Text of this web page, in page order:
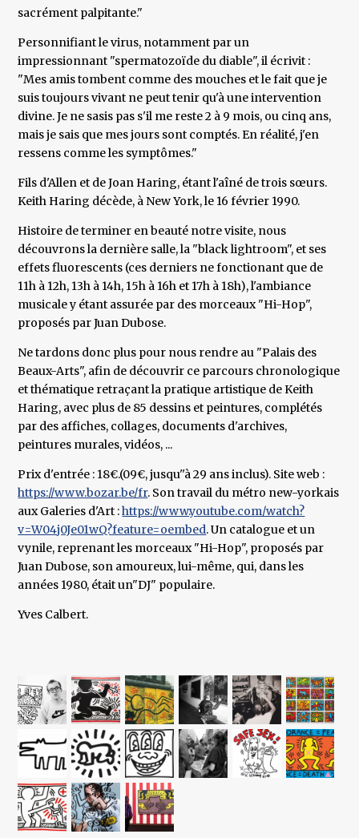
sacrément palpitante."
Personnifiant le virus, notamment par un
impressionnant "spermatozoïde du diable", il écrivit :
"Mes amis tombent comme des mouches et le fait que je
suis toujours vivant ne peut tenir qu'à une intervention
divine. Je ne sasis pas s'il me reste 2 à 9 mois, ou cinq ans,
mais je sais que mes jours sont comptés. En réalité, j'en
ressens comme les symptômes."
Fils d'Allen et de Joan Haring, étant l'aîné de trois sœurs.
Keith Haring décède, à New York, le 16 février 1990.
Histoire de terminer en beauté notre visite, nous
découvrons la dernière salle, la "black lightroom", et ses
effets fluorescents (ces derniers ne fonctionant que de
11h à 12h, 13h à 14h, 15h à 16h et 17h à 18h), l'ambiance
musicale y étant assurée par des morceaux "Hi-Hop",
proposés par Juan Dubose.
Ne tardons donc plus pour nous rendre au "Palais des
Beaux-Arts", afin de découvrir ce parcours chronologique
et thématique retraçant la pratique artistique de Keith
Haring, avec plus de 85 dessins et peintures, complétés
par des affiches, collages, documents d'archives,
peintures murales, vidéos, ...
Prix d'entrée : 18€.(09€, jusqu''à 29 ans inclus). Site web :
https://www.bozar.be/fr. Son travail du métro new-yorkais
aux Galeries d'Art :https://www.youtube.com/watch?
v=W04j0Je01wQ?feature=oembed. Un catalogue et un
vynile, reprenant les morceaux "Hi-Hop", proposés par
Juan Dubose, son amoureux, lui-même, qui, dans les
années 1980, était un"DJ" populaire.
Yves Calbert.